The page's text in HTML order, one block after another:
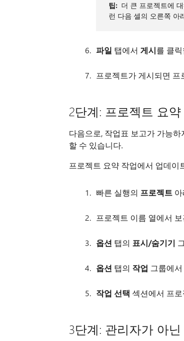
팁: 더 큰 프로젝트에
런 다음 셀의 오른쪽 아
파일 탭에서 게시를 클
프로젝트가 게시되면
2단계: 프로젝트 요
다음으로, 작업표 보고가 가능
할 수 있습니다.
프로젝트 요약 작업에서 업데이
빠른 실행의 프로젝트아
프로젝트 이름 열에서
옵션 탭의 표시/숨기기
옵션 탭의 작업 그룹에서
작업 선택 섹션에서 프
3단계: 관리자가 아